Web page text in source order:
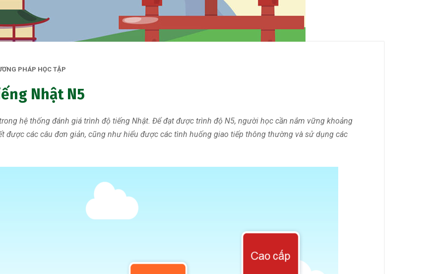
PHÁP HỌC TẬP
Nhật N5
hệ thống đánh giá trình độ tiếng Nhật. Để đạt được trình độ N5, người học cần nắm vững khoảng
được các câu đơn giản, cũng như hiểu được các tình huống giao tiếp thông thường và sử dụng các